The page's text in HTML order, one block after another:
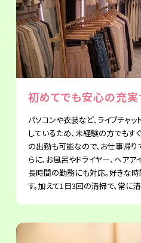
初めてでも安心の充
パソコンや衣装など、ライブチャ
しているため、未経験の方でもす
の出勤も可能なので、お仕事帰り
らに、お風呂やドライヤー、ヘア
長時間の勤務にも対応。好きな
す。加えて1日3回の清掃で、常に